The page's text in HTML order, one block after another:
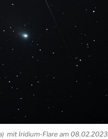
mit Iridium-Flare am 08.02.2023